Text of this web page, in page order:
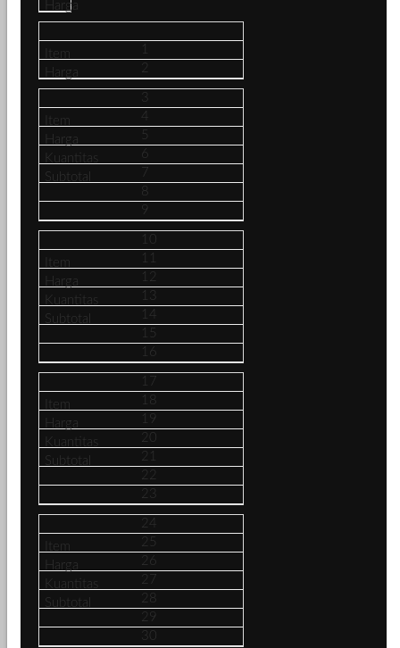
1
3
5
6
7
8
9
10
11
12
13
14
15
16
17
18
19
20
21
23
25
26
27
28
29
30